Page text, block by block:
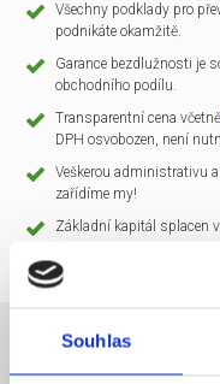
Souhlas
Všechny podklady pro
podnikáte okamžitě.
Garance bezdlužnosti je
obchodního podílu.
Transparentní cena včetně
DPH osvobozen, není
Veškerou administrativu
zařídíme my!
Základní kapitál splacen
NÁZEV SPOLEČNOSTI